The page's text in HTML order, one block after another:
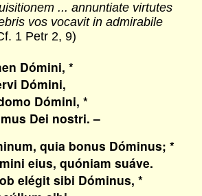
... annuntiate virtutes
vos vocavit in admirabile
1 Petr 2, 9)
Dómini, *
Dómini,
Dómini, *
Dei nostri. –
quia bonus Dóminus; *
eius, quóniam suáve.
elégit sibi Dóminus, *